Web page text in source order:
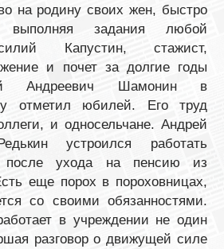
на родину своих жен, быстро
задания любой
Капустин, стажист,
и почет за долгие годы
Андреевич Шамонин в
отметил юбилей. Его труд
и односельчане. Андрей
устроился работать
после ухода на пенсию из
еще порох в пороховницах,
со своими обязанностями.
в учреждении не один
разговор о движущей силе